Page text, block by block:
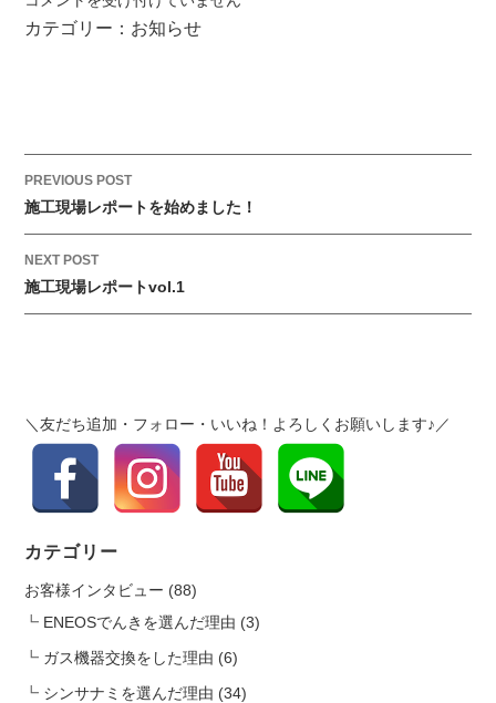
フ
工
事
例
更
新
た。
は
カテゴリー： お知らせ
P
o
s
t
n
a
a
o
PREVIOUS POST
施工現場レポートを始めました！
NEXT POST
施工現場レポートvol.1
＼友だち追加・フォロー・いいね！よろしくお願いします♪／
カテゴリー
お客様インタビュー (88)
ENEOSでんきを選んだ理由 (3)
ガス機器交換をした理由 (6)
シンサナミを選んだ理由 (34)